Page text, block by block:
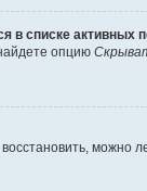
в списке активных
опцию
можно